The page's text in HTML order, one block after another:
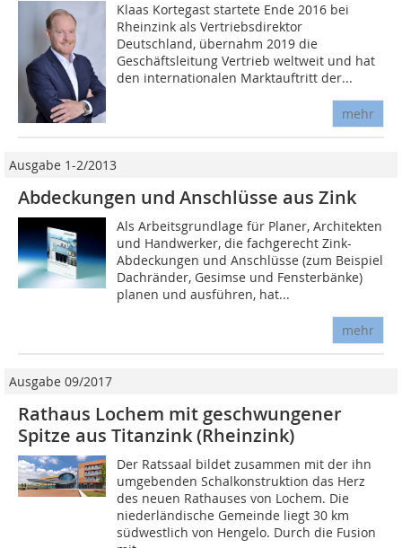
Klaas Kortegast startete Ende 2016 bei
Rheinzink als Vertriebsdirektor
Deutschland, übernahm 2019 die
Geschäftsleitung Vertrieb weltweit und hat
den internationalen Marktauftritt der...
mehr
Ausgabe 1-2/2013
Abdeckungen und Anschlüsse aus Zink
Als Arbeitsgrundlage für Planer, Architekten
und Handwerker, die fachgerecht Zink-
Abdeckungen und Anschlüsse (zum Beispiel
Dachränder, Gesimse und Fensterbänke)
planen und ausführen, hat...
mehr
Ausgabe 09/2017
Rathaus Lochem mit geschwungener
Spitze aus Titanzink (Rheinzink)
Der Ratssaal bildet zusammen mit der ihn
umgebenden Schalkonstruktion das Herz
des neuen Rathauses von Lochem. Die
niederländische Gemeinde liegt 30 km
südwestlich von Hengelo. Durch die Fusion